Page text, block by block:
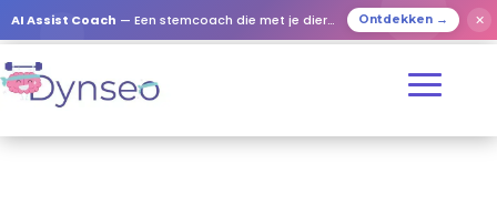
AI Assist Coach — Een stemcoach die met je dierbaren speelt Ontdekken → ✕